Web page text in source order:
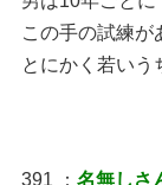
この手の試練が
とにかく若いう
391 ： 名無しさ